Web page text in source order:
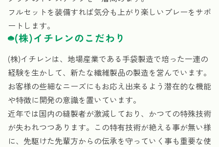
フルセットを装備すれば気分も上がり楽しいプレーをサポ
ートします。
(株)イチレンのこだわり
(株)イチレンは、地場産業である手袋製造で培った一連の
経験を生かして、新たな繊維製品の製造を営んでいます。
お客様の些細なニーズにもお応え出来るよう潜在的な機能
や特徴に開発の意識を置いています。
近年では国内の縫製者が激減しており、かつての特殊技術
が失われつつあります。この特有技術が絶える事が無い様
に、先駆けた先輩方からの伝承を守っていく事も重要な使